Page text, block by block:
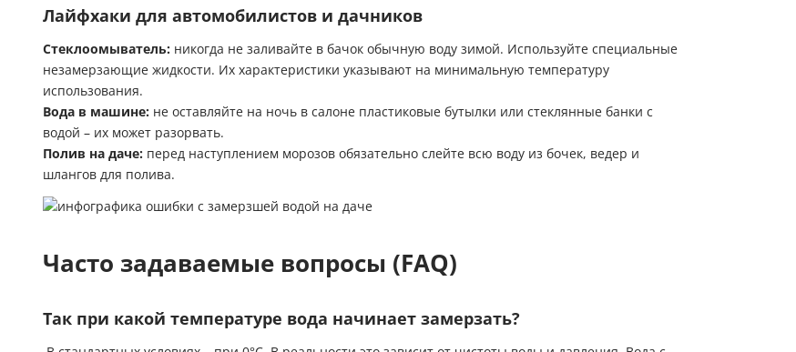
Лайфхаки для автомобилистов и дачников
Стеклоомыватель: никогда не заливайте в бачок обычную воду зимой. Используйте специальные
незамерзающие жидкости. Их характеристики указывают на минимальную температуру
использования.
Вода в машине: не оставляйте на ночь в салоне пластиковые бутылки или стеклянные банки с
водой – их может разорвать.
Полив на даче: перед наступлением морозов обязательно слейте всю воду из бочек, ведер и
шлангов для полива.
Часто задаваемые вопросы (FAQ)
Так при какой температуре вода начинает замерзать?